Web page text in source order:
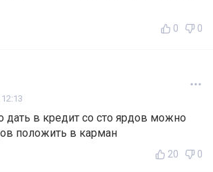
0 0
дать в кредит со сто ярдов можно
положить в карман
20 0